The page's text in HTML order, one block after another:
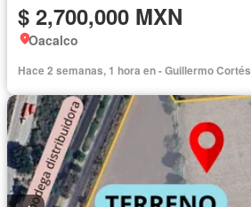
$ 2,700,000 MXN
Oacalco
Hace 2 semanas, 1 hora en - Guillermo Cortés